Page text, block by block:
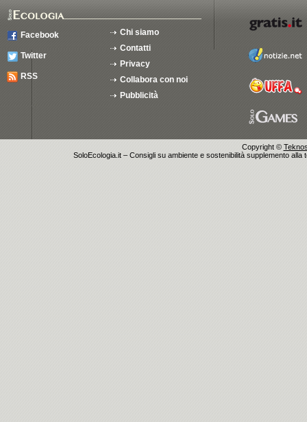
Facebook
Twitter
RSS
Chi siamo
Contatti
Privacy
Collabora con noi
Pubblicità
Copyright ©
SoloEcologia.it – Consigli su ambiente e sostenibilità supplemento